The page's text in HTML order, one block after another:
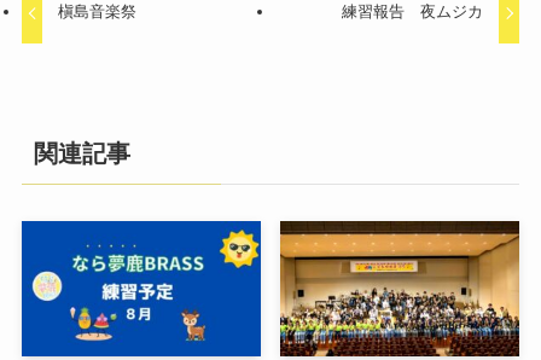
槇島音楽祭 練習報告 夜ムジカ
関連記事